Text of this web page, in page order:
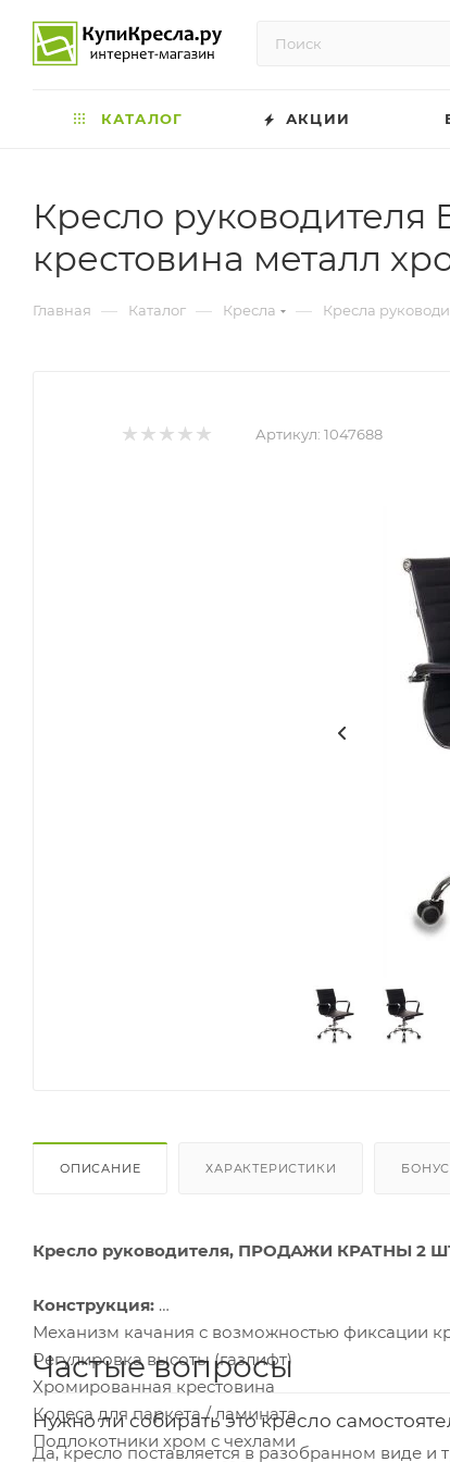
КАТАЛОГ АКЦИИ
Кресло руководителя
крестовина металл
Главная — Каталог — Кресла — Кресла
Артикул: 1047688
ОПИСАНИЕ ХАРАКТЕРИСТИКИ
Кресло руководителя, ПРОДАЖИ КРАТНЫ 2
Конструкция:
Механизм качания с возможностью фиксации
Регулировка высоты (газлифт)
Хромированная крестовина
Колеса для паркета / ламината
Подлокотники хром с чехлами
Частые вопросы
Нужно ли собирать это кресло
Да, кресло поставляется в разобранном виде и